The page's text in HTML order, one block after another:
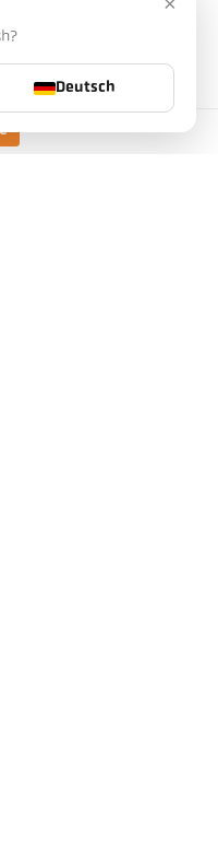
Button klicken. Beim Laden werden Daten an
Deutsch